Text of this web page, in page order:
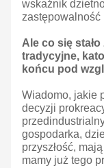
wskaźnik
zastępowalność
Ale co się
tradycyjne,
końcu pod
Wiadomo, jakie
decyzji
gospodarka,
przyszłość,
mamy już tego